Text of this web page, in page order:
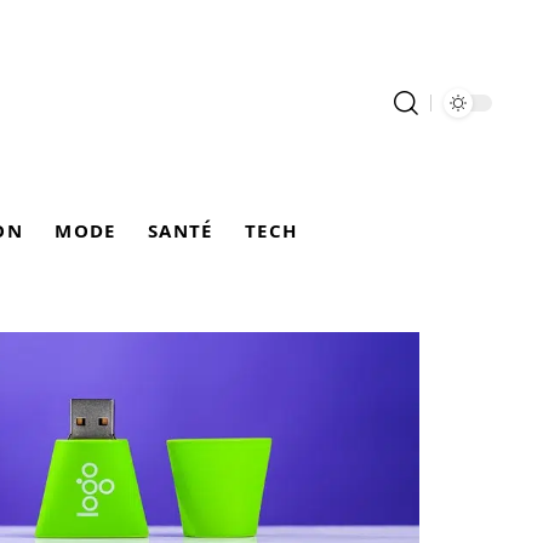
MODE SANTÉ TECH